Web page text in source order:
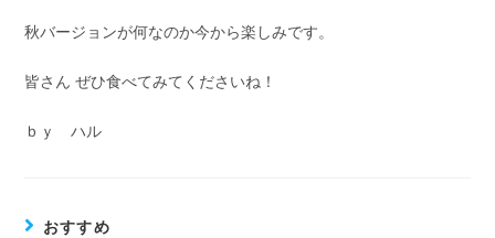
秋バージョンが何なのか今から楽しみです。
皆さん ぜひ食べてみてくださいね！
ｂｙ ハル
おすすめ